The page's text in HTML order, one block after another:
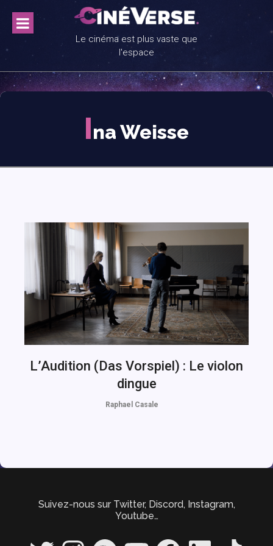
content
Le cinéma est plus vaste que
l'espace
Ina Weisse
L’Audition (Das Vorspiel) : Le violon
dingue
Raphael Casale
Suivez-nous sur Twitter, Discord, Instagram,
Youtube…
Twitter InstagramSpotify YouTube FacebookLinkedIn TikTok